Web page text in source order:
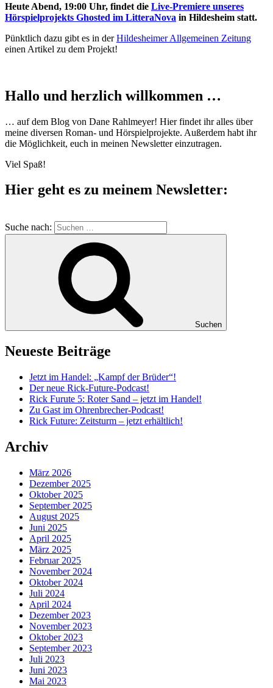
Heute Abend, 19:00 Uhr, findet die Live-Premiere unseres
Hörspielprojekts Ghosted im LitteraNova in Hildesheim statt.
Pünktlich dazu gibt es in derHildesheimer Allgemeinen Zeitung
einen Artikel zu dem Projekt!
Hallo und herzlich willkommen …
… auf dem Blog von Dane Rahlmeyer! Hier findet ihr alles über
meine diversen Roman- und Hörspielprojekte. Außerdem habt ihr
die Möglichkeit, euch in meinen Newsletter einzutragen.
Viel Spaß!
Hier geht es zu meinem Newsletter:
Suche nach:
Suchen
Neueste Beiträge
Jetzt im Handel: „Kampf der Brüder“!
Der neue Rick-Future-Podcast!
Rick Furute 5: Roter Sand – jetzt im Handel!
Zu Gast im Ohrenbrecher-Podcast!
Rick Future: Zeitsturm – jetzt erhältlich!
Archiv
März 2026
Dezember 2025
Oktober 2025
September 2025
August 2025
Juni 2025
April 2025
März 2025
Februar 2025
November 2024
Oktober 2024
Juli 2024
April 2024
Dezember 2023
November 2023
Oktober 2023
September 2023
Juli 2023
Juni 2023
Mai 2023